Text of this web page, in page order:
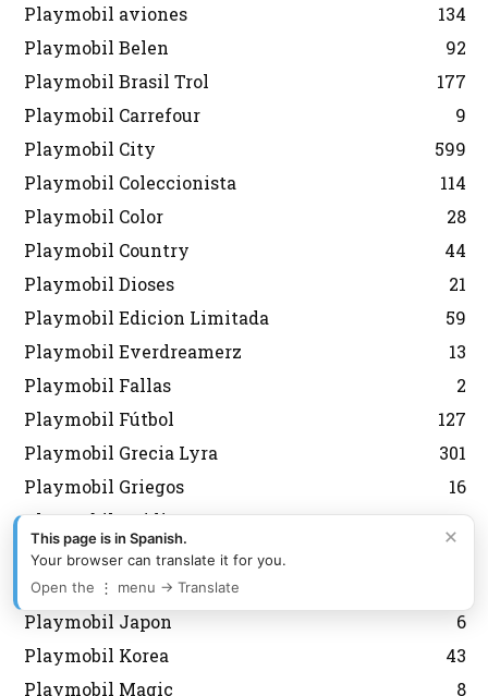
Playmobil aviones
134
Playmobil Belen
92
Playmobil Brasil Trol
177
Playmobil Carrefour
9
Playmobil City
599
Playmobil Coleccionista
114
Playmobil Color
28
Playmobil Country
44
Playmobil Dioses
21
Playmobil Edicion Limitada
59
Playmobil Everdreamerz
13
Playmobil Fallas
2
Playmobil Fútbol
127
Playmobil Grecia Lyra
301
Playmobil Griegos
16
Playmobil Heidi
11
Playmobil Heroes
Playmobil History
Playmobil Japon
6
Playmobil Korea
43
Playmobil Magic
8
×
This page is in Spanish.
Your browser can translate it for you.
Open the ⋮ menu → Translate